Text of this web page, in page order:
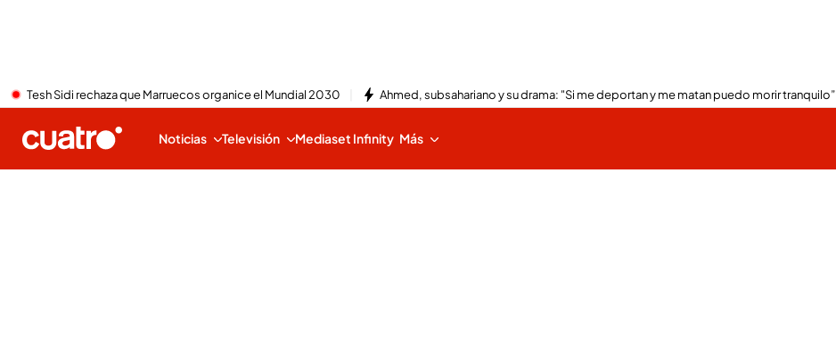
Tesh Sidi rechaza que Marruecos organice el Mundial 2030 Ahmed, subsahariano y su drama: "Si me deportan y me matan puedo morir tranquilo”
Noticias Televisión Mediaset Infinity Más